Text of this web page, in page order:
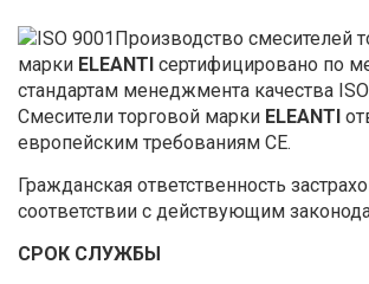
Производство смесителей
марки ELEANTI сертифицировано по
стандартам менеджмента качества
Смесители торговой марки ELEANTI
европейским требованиям CE.
Гражданская ответственность
соответствии с действующим
СРОК СЛУЖБЫ